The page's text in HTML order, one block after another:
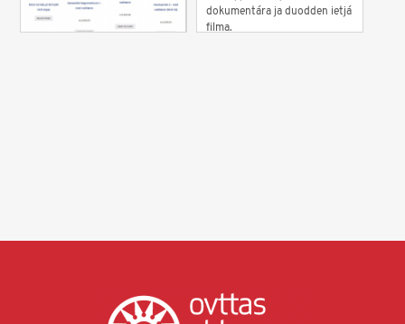
dokumentára ja duodden ietjá
filma.